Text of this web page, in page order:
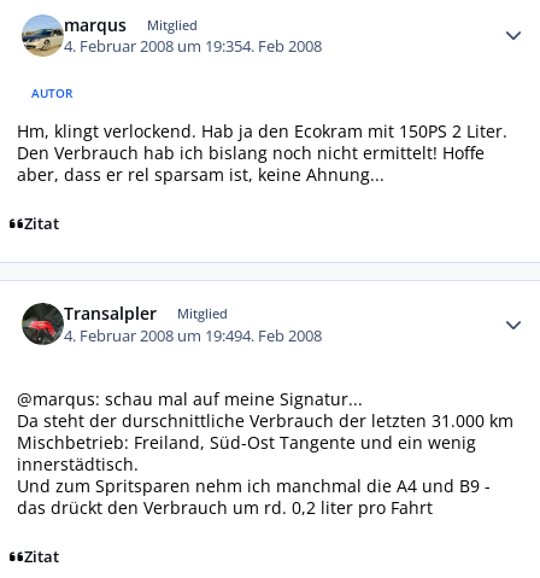
marqus Mitglied
4. Februar 2008 um 19:354. Feb 2008
AUTOR
Hm, klingt verlockend. Hab ja den Ecokram mit 150PS 2 Liter.
Den Verbrauch hab ich bislang noch nicht ermittelt! Hoffe
aber, dass er rel sparsam ist, keine Ahnung...
Zitat
Transalpler Mitglied
4. Februar 2008 um 19:494. Feb 2008
@marqus: schau mal auf meine Signatur...
Da steht der durschnittliche Verbrauch der letzten 31.000 km
Mischbetrieb: Freiland, Süd-Ost Tangente und ein wenig
innerstädtisch.
Und zum Spritsparen nehm ich manchmal die A4 und B9 -
das drückt den Verbrauch um rd. 0,2 liter pro Fahrt
Zitat